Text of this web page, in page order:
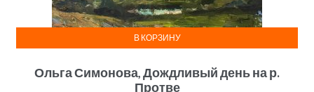
Ольга Симонова, Дождливый день на р.
Протве
В КОРЗИНУ